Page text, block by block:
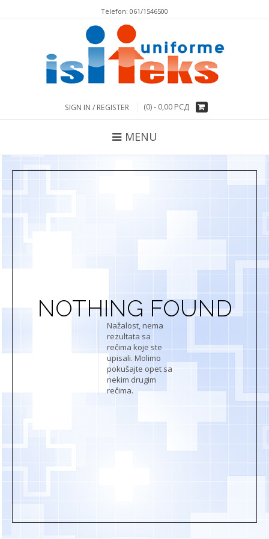
Тelefon: 061/1546500
SIGN IN / REGISTER (0) - 0,00 РСД
MENU
NOTHING FOUND
Nažalost, nema
rezultata sa
rečima koje ste
upisali. Molimo
pokušajte opet sa
nekim drugim
rečima.